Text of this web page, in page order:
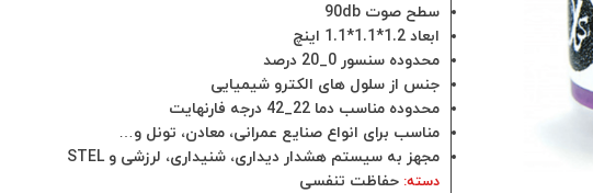
سطح صوت 90db
ابعاد 1.2*1.1*1.1 اینچ
محدوده سنسور 0_20 درصد
جنس از سلول های الکترو شیمیایی
محدوده مناسب دما 22_42 درجه فارنهایت
مناسب برای انواع صنایع عمرانی، معادن، تونل و…
مجهز به سیستم هشدار دیداری، شنیداری، لرزشی و STEL
دسته: حفاظت تنفسی